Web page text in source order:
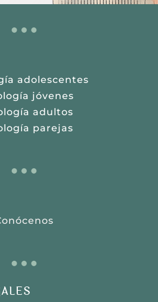
…
adolescentes
jóvenes
adultos
parejas
…
…